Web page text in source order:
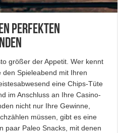
perfekten
größer der Appetit. Wer kennt
Spieleabend mit Ihren
eine Chips-Tüte
im Anschluss an Ihre Casino-
nicht nur Ihre Gewinne,
müssen, gibt es eine
paar Paleo Snacks, mit denen